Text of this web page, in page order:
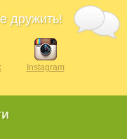
дружить!
Instagram